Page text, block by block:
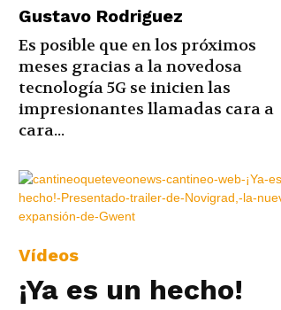
Gustavo Rodriguez
Es posible que en los próximos
meses gracias a la novedosa
tecnología 5G se inicien las
impresionantes llamadas cara a
cara...
Vídeos
¡Ya es un hecho!